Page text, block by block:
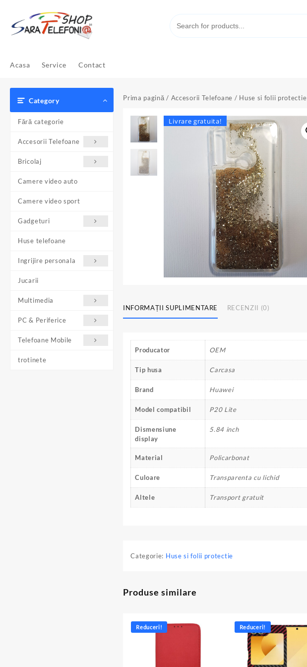
content
Acasa Service Contact
Category
Fără categorie
Accesorii Telefoane
Bricolaj
Camere video auto
Camere video sport
Gadgeturi
Huse telefoane
Ingrijire personala
Jucarii
Multimedia
PC & Periferice
Telefoane Mobile
trotinete
Prima pagină/ Accesorii Telefoane / Huse si folii protectie
Livrare gratuita!
INFORMAȚII SUPLIMENTARE RECENZII (0)
Producator OEM
Tip husa Carcasa
Brand Huawei
Model compatibil P20 Lite
Dismensiune
display
5.84 inch
Material Policarbonat
Culoare Transparenta cu lichid
Altele Transport gratuit
Categorie: Huse si folii protectie
Produse similare
Reduceri! Reduceri!